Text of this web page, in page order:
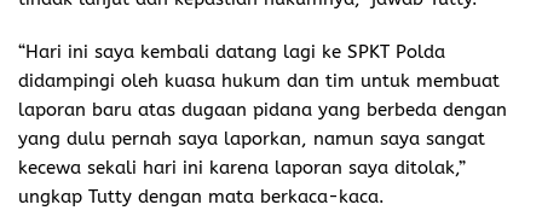
“Hari ini saya kembali datang lagi ke SPKT Polda
didampingi oleh kuasa hukum dan tim untuk membuat
laporan baru atas dugaan pidana yang berbeda dengan
yang dulu pernah saya laporkan, namun saya sangat
kecewa sekali hari ini karena laporan saya ditolak,”
ungkap Tutty dengan mata berkaca-kaca.